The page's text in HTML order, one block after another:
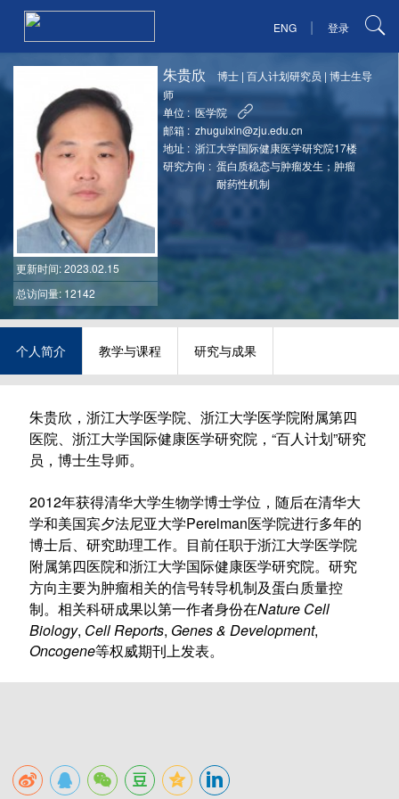
ENG | 登录
更新时间: 2023.02.15
总访问量: 12142
朱贵欣 博士 |百人计划研究员 |博士生导
师
单位 : 医学院
邮箱 : zhuguixin@zju.edu.cn
地址 : 浙江大学国际健康医学研究院17楼
研究方向 : 蛋白质稳态与肿瘤发生；肿瘤
耐药性机制
个人简介 教学与课程 研究与成果
朱贵欣，浙江大学医学院、浙江大学医学院附属第四
医院、浙江大学国际健康医学研究院，“百人计划”研究
员，博士生导师。
2012年获得清华大学生物学博士学位，随后在清华大
学和美国宾夕法尼亚大学Perelman医学院进行多年的
博士后、研究助理工作。目前任职于浙江大学医学院
附属第四医院和浙江大学国际健康医学研究院。研究
方向主要为肿瘤相关的信号转导机制及蛋白质量控
制。相关科研成果以第一作者身份在Nature Cell
Biology, Cell Reports, Genes & Development,
Oncogene等权威期刊上发表。